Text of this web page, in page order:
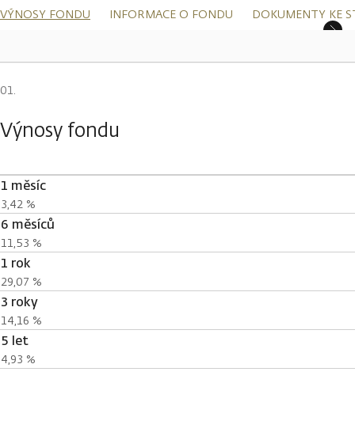
VÝNOSY FONDU INFORMACE O FONDU DOKUMENTY KE
Výnosy fondu
1 měsíc
3,42 %
6 měsíců
11,53 %
1 rok
29,07 %
3 roky
14,16 %
5 let
4,93 %